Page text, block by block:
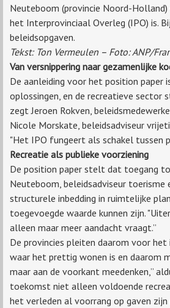
Neuteboom (provincie Noord-
het Interprovinciaal Overleg (IPO) is.
beleidsopgaven.
Tekst: Ton Vermeulen – Foto: ANP/
Van versnippering naar gezamenlijke
De aanleiding voor het position paper
oplossingen, en de recreatieve sector
zegt Jeroen Rokven,
Nicole Morskate, beleidsadviseur
"Het IPO fungeert als schakel tussen
Recreatie als publieke voorziening
De position paper stelt dat toegang
Neuteboom, beleidsadviseur
structurele inbedding in ruimtelijke
toegevoegde waarde kunnen zijn.
alleen maar meer aandacht vraagt.”
De provincies pleiten daarom voor
waar het prettig wonen is en daarom
maar aan de voorkant meedenken,”
toekomst niet alleen voldoende
het verleden al voorrang op gaven